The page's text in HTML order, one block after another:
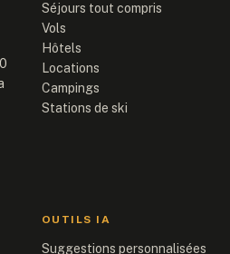
Séjours tout compris
Vols
Hôtels
Locations
Campings
Stations de ski
OUTILS IA
Suggestions personnalisées